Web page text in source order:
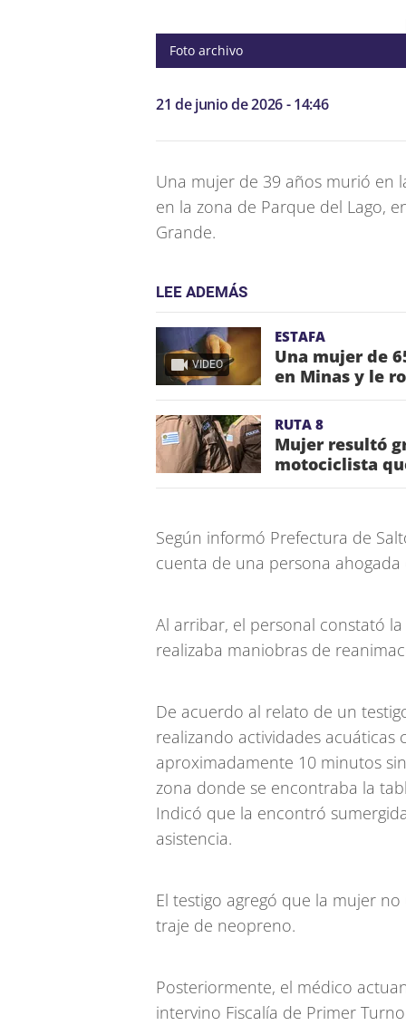
Foto archivo
21 de junio de 2026 - 14:46
Una mujer de 39 años murió en
en la zona de Parque del Lago,
Grande.
LEE ADEMÁS
VIDEO
ESTAFA
Una mujer de
en Minas y le
RUTA 8
Mujer resultó
motociclista
Según informó Prefectura de
cuenta de una persona ahogada
Al arribar, el personal constató
realizaba maniobras de
De acuerdo al relato de un
realizando actividades acuáticas
aproximadamente 10 minutos
zona donde se encontraba la
Indicó que la encontró
asistencia.
El testigo agregó que la mujer
traje de neopreno.
Posteriormente, el médico
intervino Fiscalía de Primer